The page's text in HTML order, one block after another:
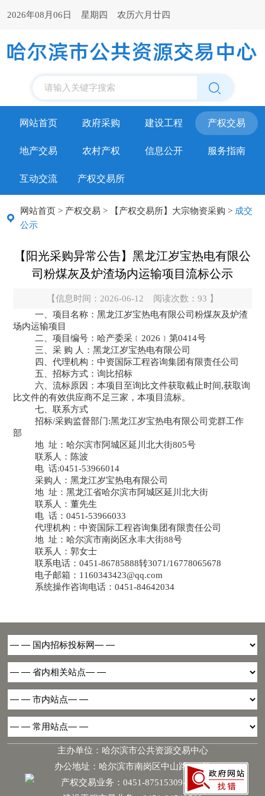
2026年08月06日 星期四 农历六月廿四
请输入关键字搜索
网站首页 政府采购 建设工程 产权交易
地产交易 农村产权 信息公开 服务指南
互动交流 产权交易所
网站首页 > 产权交易 > 【产权交易所】大宗物资采购 > 成交
公示
【阳光采购异常公告】黑龙江岁宝热电有限公
司粉煤灰及炉渣场内运输项目流标公示
【信息时间：2026-06-12 阅读次数： 93 】
一、项目名称：黑龙江岁宝热电有限公司粉煤灰及炉渣
场内运输项目
二、项目编号：哈产委采﹝2026﹞第0414号
三、采 购 人：黑龙江岁宝热电有限公司
四、代理机构：中资国际工程咨询集团有限责任公司
五、招标方式：询比招标
六、流标原因：本项目至询比文件获取截止时间,获取询
比文件的有效供应商不足三家，本项目流标。
七、联系方式
招标/采购监督部门:黑龙江岁宝热电有限公司党群工作
部
地 址：哈尔滨市阿城区延川北大街805号
联系人：陈波
电 话:0451-53966014
采购人：黑龙江岁宝热电有限公司
地 址：黑龙江省哈尔滨市阿城区延川北大街
联系人：董先生
电 话：0451-53966033
代理机构：中资国际工程咨询集团有限责任公司
地 址：哈尔滨市南岗区永丰大街88号
联系人：郭女士
联系电话：0451-86785888转3071/16778065678
电子邮箱： 1160343423@qq.com
系统操作咨询电话：0451-84642034
主办单位：哈尔滨市公共资源交易中心
办公地址：哈尔滨市南岗区中山路181号
产权交易业务：0451-87515309-6068